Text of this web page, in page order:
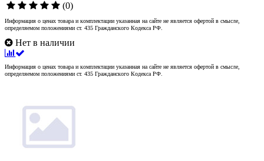
(0)
Информация о ценах товара и комплектации указанная на сайте не является офертой в смысле,
определяемом положениями ст. 435 Гражданского Кодекса РФ.
Нет в наличии
Информация о ценах товара и комплектации указанная на сайте не является офертой в смысле,
определяемом положениями ст. 435 Гражданского Кодекса РФ.